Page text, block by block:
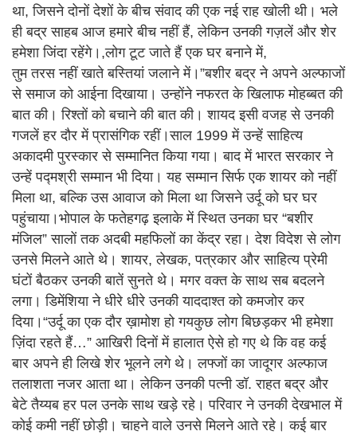
था, जिसने दोनों देशों के बीच संवाद की एक नई राह खोली थी। भले
ही बद्र साहब आज हमारे बीच नहीं हैं, लेकिन उनकी गज़लें और शेर
हमेशा जिंदा रहेंगे।,लोग टूट जाते हैं एक घर बनाने में,
तुम तरस नहीं खाते बस्तियां जलाने में।”बशीर बद्र ने अपने अल्फाजों
से समाज को आईना दिखाया। उन्होंने नफरत के खिलाफ मोहब्बत की
बात की। रिश्तों को बचाने की बात की। शायद इसी वजह से उनकी
गजलें हर दौर में प्रासंगिक रहीं।साल 1999 में उन्हें साहित्य
अकादमी पुरस्कार से सम्मानित किया गया। बाद में भारत सरकार ने
उन्हें पद्मश्री सम्मान भी दिया। यह सम्मान सिर्फ एक शायर को नहीं
मिला था, बल्कि उस आवाज को मिला था जिसने उर्दू को घर घर
पहुंचाया।भोपाल के फतेहगढ़ इलाके में स्थित उनका घर “बशीर
मंजिल” सालों तक अदबी महफिलों का केंद्र रहा। देश विदेश से लोग
उनसे मिलने आते थे। शायर, लेखक, पत्रकार और साहित्य प्रेमी
घंटों बैठकर उनकी बातें सुनते थे। मगर वक्त के साथ सब बदलने
लगा। डिमेंशिया ने धीरे धीरे उनकी याददाश्त को कमजोर कर
दिया।“उर्दू का एक दौर ख़ामोश हो गयकुछ लोग बिछड़कर भी हमेशा
ज़िंदा रहते हैं…” आखिरी दिनों में हालात ऐसे हो गए थे कि वह कई
बार अपने ही लिखे शेर भूलने लगे थे। लफ्जों का जादूगर अल्फाज
तलाशता नजर आता था। लेकिन उनकी पत्नी डॉ. राहत बद्र और
बेटे तैय्यब हर पल उनके साथ खड़े रहे। परिवार ने उनकी देखभाल में
कोई कमी नहीं छोड़ी। चाहने वाले उनसे मिलने आते रहे। कई बार